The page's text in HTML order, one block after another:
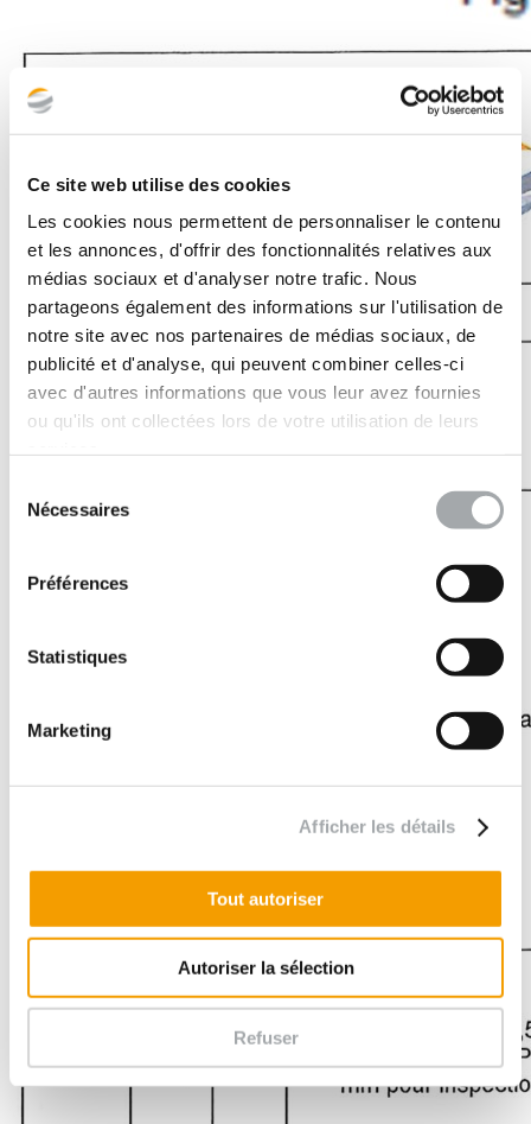
Ce site web utilise des cookies
Les cookies nous permettent de personnaliser le contenu
et les annonces, d'offrir des fonctionnalités relatives aux
médias sociaux et d'analyser notre trafic. Nous
partageons également des informations sur l'utilisation de
notre site avec nos partenaires de médias sociaux, de
publicité et d'analyse, qui peuvent combiner celles-ci
avec d'autres informations que vous leur avez fournies
ou qu'ils ont collectées lors de votre utilisation de leurs
Nécessaires
Préférences
Statistiques
Marketing
Afficher les détails
Tout autoriser
Autoriser la sélection
Refuser